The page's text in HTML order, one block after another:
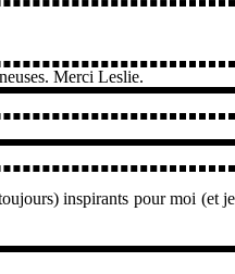
Merci Leslie.
inspirants pour moi (et je